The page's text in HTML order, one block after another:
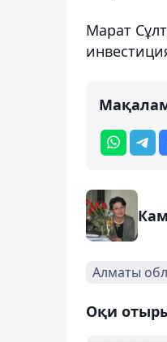
Марат
Алматы
Оқи